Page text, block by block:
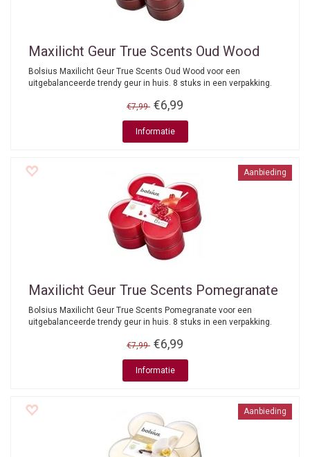
Maxilicht Geur True Scents Oud Wood
Bolsius Maxilicht Geur True Scents Oud Wood voor een
uitgebalanceerde trendy geur in huis. 8 stuks in een verpakking.
€7,99 €6,99
Informatie
Aanbieding
Maxilicht Geur True Scents Pomegranate
Bolsius Maxilicht Geur True Scents Pomegranate voor een
uitgebalanceerde trendy geur in huis. 8 stuks in een verpakking.
€7,99 €6,99
Informatie
Aanbieding